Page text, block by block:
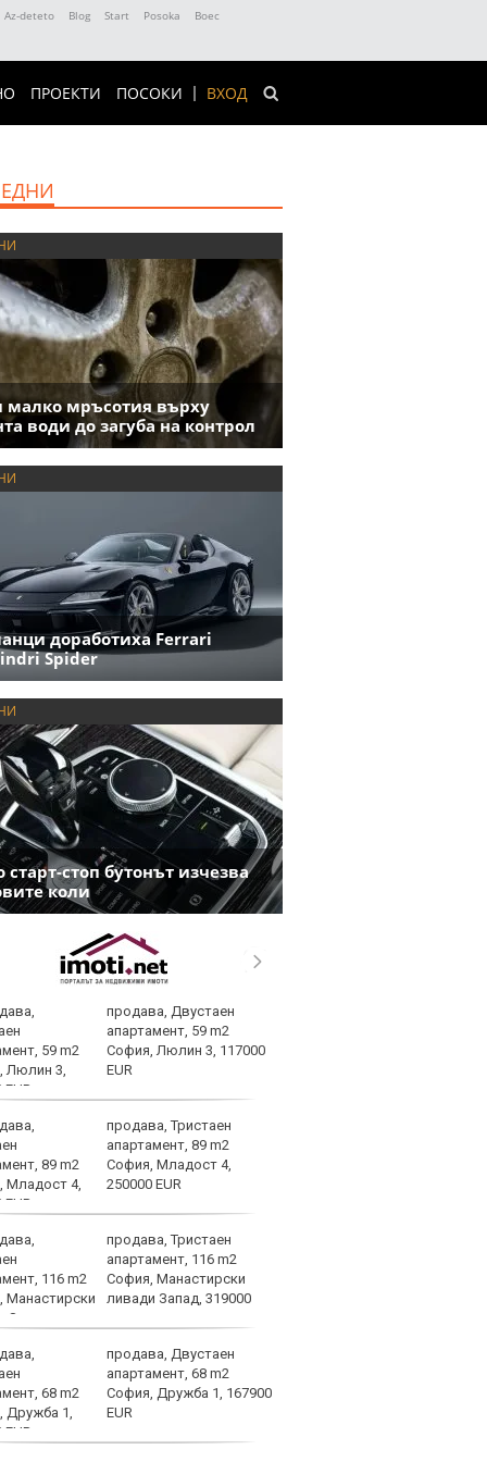
Az-deteto Blog Start Posoka
Boec
ВХОД
ПРОЕКТИ ПОСОКИ
малко мръсотия върху
води до загуба на контрол
доработиха Ferrari
Spider
стоп бутонът изчезва
коли
продава, Двустаен
апартамент, 59 m2
София, Люлин 3, 117000
EUR
продава, Тристаен
апартамент, 89 m2
София, Младост 4,
250000 EUR
продава, Тристаен
апартамент, 116 m2
София, Манастирски
ливади Запад, 319000
продава, Двустаен
апартамент, 68 m2
София, Дружба 1, 167900
EUR